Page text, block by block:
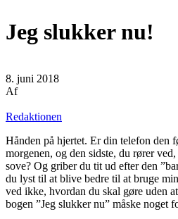
Jeg slukker nu!
8. juni 2018
Af
Redaktionen
Hånden på hjertet. Er din telefon den
morgenen, og den sidste, du rører
sove? Og griber du tit ud efter den
du lyst til at blive bedre til at bruge
ved ikke, hvordan du skal gøre uden
bogen ”Jeg slukker nu” måske noget